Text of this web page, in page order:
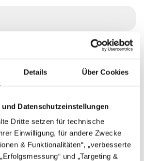
Details Über Cookies
Datenschutzeinstellungen
Dritte setzen für technische
Einwilligung, für andere Zwecke
& Funktionalitäten“, „verbesserte
und „Targeting &